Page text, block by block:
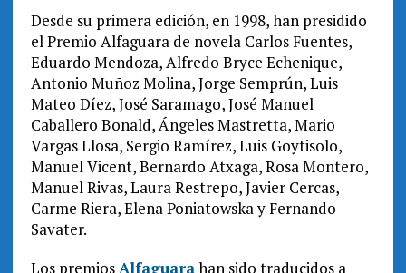
Desde su primera edición, en 1998, han presidido
el Premio Alfaguara de novela Carlos Fuentes,
Eduardo Mendoza, Alfredo Bryce Echenique,
Antonio Muñoz Molina, Jorge Semprún, Luis
Mateo Díez, José Saramago, José Manuel
Caballero Bonald, Ángeles Mastretta, Mario
Vargas Llosa, Sergio Ramírez, Luis Goytisolo,
Manuel Vicent, Bernardo Atxaga, Rosa Montero,
Manuel Rivas, Laura Restrepo, Javier Cercas,
Carme Riera, Elena Poniatowska y Fernando
Savater.
Los premiosAlfaguarahan sido traducidos a